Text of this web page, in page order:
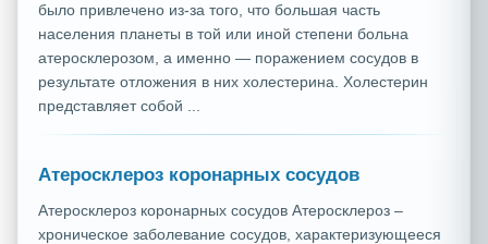
было привлечено из-за того, что большая часть
населения планеты в той или иной степени больна
атеросклерозом, а именно — поражением сосудов в
результате отложения в них холестерина. Холестерин
представляет собой ...
Атеросклероз коронарных сосудов
Атеросклероз коронарных сосудов Атеросклероз –
хроническое заболевание сосудов, характеризующееся